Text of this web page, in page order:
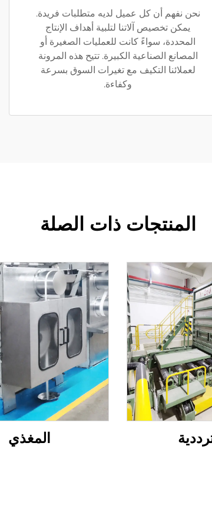
نحن نفهم أن كل عميل لديه متطلبات فريدة.
يمكن تخصيص آلاتنا لتلبية أهداف الإنتاج
المحددة، سواءً كانت للعمليات الصغيرة أو
المصانع الصناعية الكبيرة. تتيح هذه المرونة
لعملائنا التكيف مع تغيرات السوق بسرعة
وكفاءة.
المنتجات ذات الصلة
المغذي